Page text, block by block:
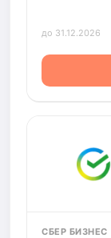
до 31.12.2026
СБЕР БИЗНЕС